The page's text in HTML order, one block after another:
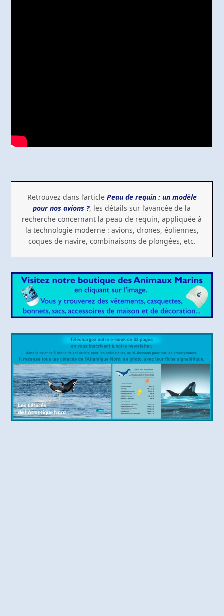
Retrouvez dans l’article Peau de requin : un modèle
pour nos avions ?, les détails sur l’avancée de la
recherche concernant la peau de requin, appliquée à
la technologie moderne : avions, drones, éoliennes,
coques de navire, combinaisons de plongées, etc.